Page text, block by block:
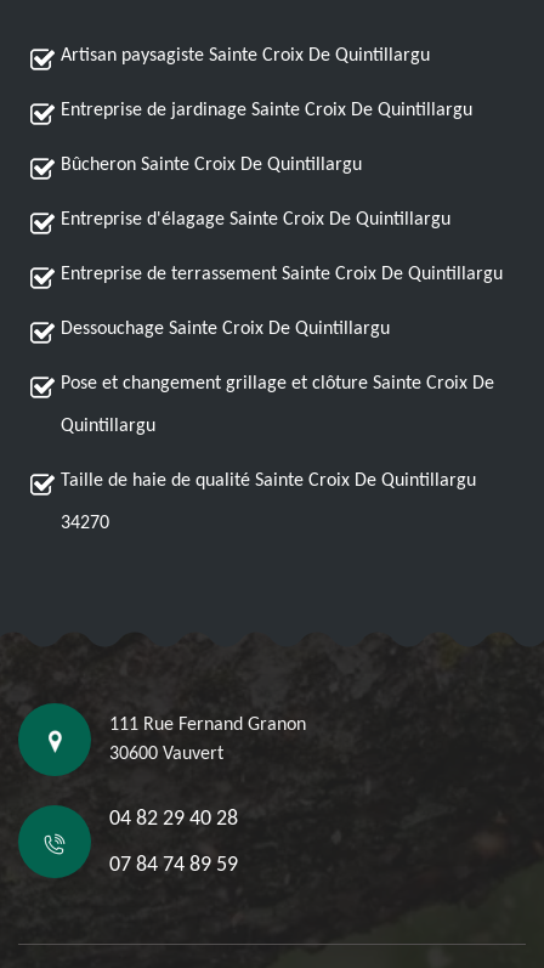
Artisan paysagiste Sainte Croix De Quintillargu
Entreprise de jardinage Sainte Croix De Quintillargu
Bûcheron Sainte Croix De Quintillargu
Entreprise d'élagage Sainte Croix De Quintillargu
Entreprise de terrassement Sainte Croix De Quintillargu
Dessouchage Sainte Croix De Quintillargu
Pose et changement grillage et clôture Sainte Croix De
Quintillargu
Taille de haie de qualité Sainte Croix De Quintillargu
34270
111 Rue Fernand Granon
30600 Vauvert
04 82 29 40 28
07 84 74 89 59